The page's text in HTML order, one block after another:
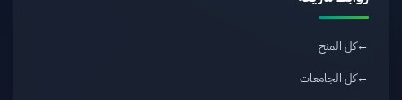
كل المنح
كل الجامعات